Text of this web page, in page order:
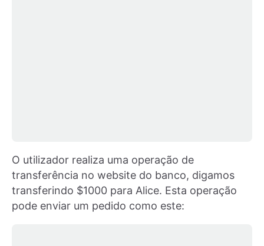
O utilizador realiza uma operação de
transferência no website do banco, digamos
transferindo $1000 para Alice. Esta operação
pode enviar um pedido como este: